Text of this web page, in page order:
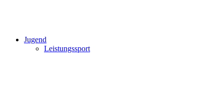
Jugend
Leistungssport